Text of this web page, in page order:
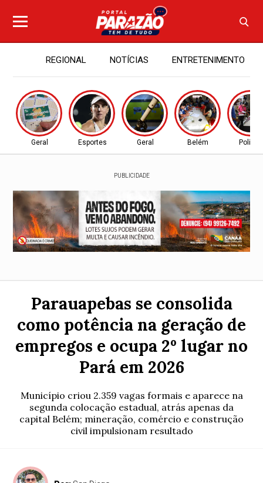
REGIONAL NOTÍCIAS ENTRETENIMENTO
Geral Esportes Geral Belém Política
PUBLICIDADE
Parauapebas se consolida
como potência na geração de
empregos e ocupa 2º lugar no
Pará em 2026
Município criou 2.359 vagas formais e aparece na
segunda colocação estadual, atrás apenas da
capital Belém; mineração, comércio e construção
civil impulsionam resultado